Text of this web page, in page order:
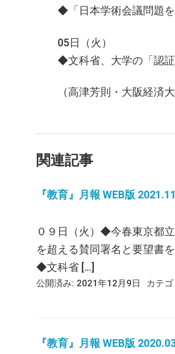
◆「日本学術会議問題を
05日（火）
◆文科省、大学の「認証
（高津芳則・大阪経済大
関連記事
『教育』月報 WEB版
０９日（火）◆今春東京都
を超える賛同署名と要望書
◆文科省 […]
公開済み: 2021年12月9日 カテ
『教育』月報 WEB版